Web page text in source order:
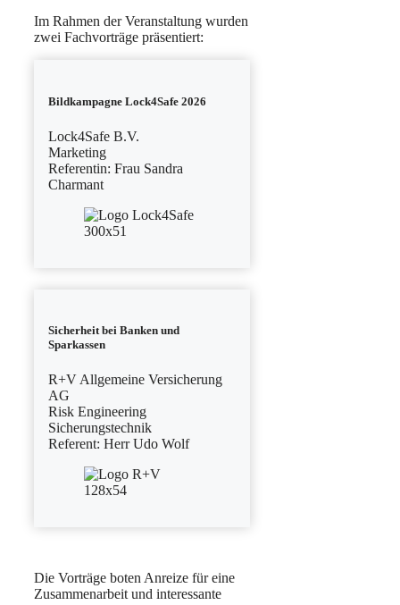
Im Rahmen der Veranstaltung wurden
zwei Fachvorträge präsentiert:
Bildkampagne Lock4Safe 2026
Lock4Safe B.V.
Marketing
Referentin: Frau Sandra
Charmant
Sicherheit bei Banken und
Sparkassen
R+V Allgemeine Versicherung
AG
Risk Engineering
Sicherungstechnik
Referent: Herr Udo Wolf
Die Vorträge boten Anreize für eine
Zusammenarbeit und interessante